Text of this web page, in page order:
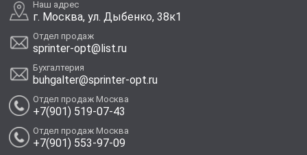
Наш адрес
г. Москва, ул. Дыбенко, 38к1
Отдел продаж
sprinter-opt@list.ru
Бухгалтерия
buhgalter@sprinter-opt.ru
Отдел продаж Москва
+7(901) 519-07-43
Отдел продаж Москва
+7(901) 553-97-09